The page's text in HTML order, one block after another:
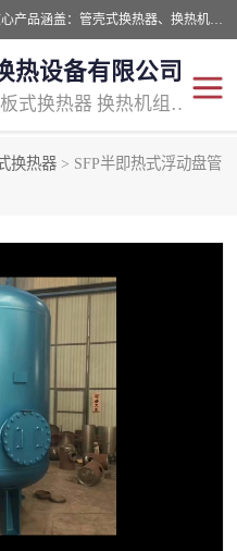
公司主营换热器.换热设备、供水设备，核心产品涵盖：管壳式换热器、换热机组、不锈钢组合式水箱、水处理设备等，提供非标设备集生产、销售、安装一体化服务，可满足全国酒店、学校、医院、商业综合体、工业项目等多场景换热与供水需求。
热设备有限公司
主营产品：换热器 板式换热器 换热机组 供水设备 水处理设备
换热器 > SFP半即热式浮动盘管
板式换热设备
定压补水装置
水处理器设备
锅炉辅机设备